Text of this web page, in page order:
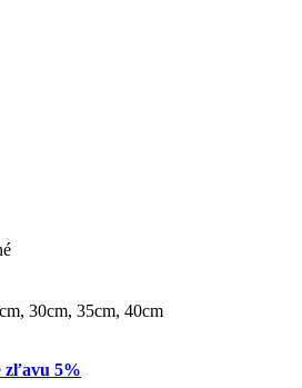
30cm, 35cm, 40cm
zľavu 5%